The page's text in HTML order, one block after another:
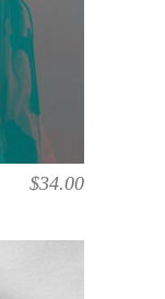
$34.00